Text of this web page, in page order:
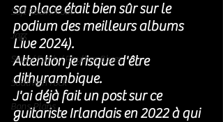
Soft Rock / Folk
Jazz
Soul / Funk / Rhythm Blues
Southern rock
Bons Plans
sa place était bien sûr sur le
podium des meilleurs albums
Live 2024).
Attention je risque d'être
dithyrambique.
J'ai déjà fait un post sur ce
guitariste Irlandais en 2022 à qui